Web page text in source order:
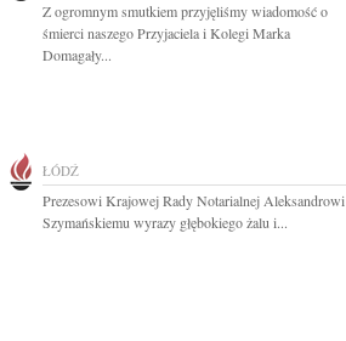
Z ogromnym smutkiem przyjęliśmy wiadomość o
śmierci naszego Przyjaciela i Kolegi Marka
Domagały...
ŁÓDŹ
Prezesowi Krajowej Rady Notarialnej Aleksandrowi
Szymańskiemu wyrazy głębokiego żalu i...